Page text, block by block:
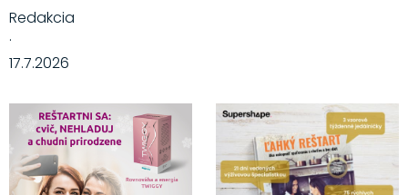
Redakcia
·
17.7.2026